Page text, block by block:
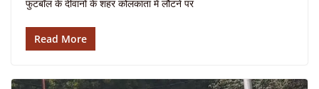
फुटबॉल के दीवानों के शहर कोलकाता में लौटने पर
Read More